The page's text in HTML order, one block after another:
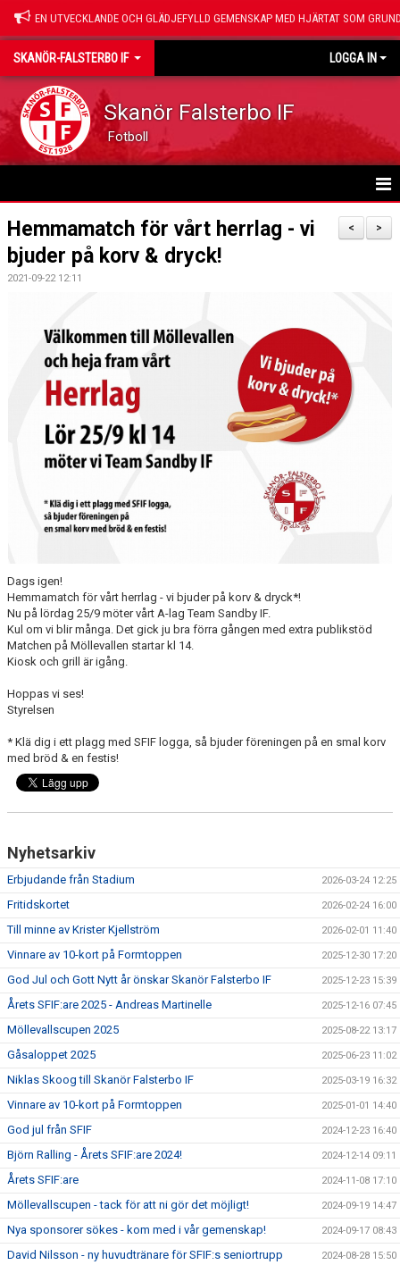
EN UTVECKLANDE OCH GLÄDJEFYLLD GEMENSKAP MED HJÄRTAT SOM
SKANÖR-FALSTERBO IF LOGGA IN
Skanör Falsterbo IF
Fotboll
HEM
NYHETER
VÅRA SAMARBETSPARTNERS
SFIF PROFILER & MINNEN
GÅSALOPPET
FÖRSÄKRING
PROFILPRODUKTER
TRÄNINGSTIPS
INFO MÖTANDE UNGDOMSLAG
>
<
Hemmamatch för vårt herrlag - vi
bjuder på korv & dryck!
2021-09-22 12:11
Dags igen!
Hemmamatch för vårt herrlag - vi bjuder på korv & dryck*!
Nu på lördag 25/9 möter vårt A-lag Team Sandby IF.
Kul om vi blir många. Det gick ju bra förra gången med extra publikstöd
Matchen på Möllevallen startar kl 14.
Kiosk och grill är igång.
Hoppas vi ses!
Styrelsen
* Klä dig i ett plagg med SFIF logga, så bjuder föreningen på en smal korv
med bröd & en festis!
Nyhetsarkiv
Erbjudande från Stadium 2026-03-24 12:25
Fritidskortet 2026-02-24 16:00
Till minne av Krister Kjellström 2026-02-01 11:40
Vinnare av 10-kort på Formtoppen 2025-12-30 17:20
God Jul och Gott Nytt år önskar Skanör Falsterbo IF 2025-12-23 15:39
Årets SFIF:are 2025 - Andreas Martinelle 2025-12-16 07:45
Möllevallscupen 2025 2025-08-22 13:17
Gåsaloppet 2025 2025-06-23 11:02
Niklas Skoog till Skanör Falsterbo IF 2025-03-19 16:32
Vinnare av 10-kort på Formtoppen 2025-01-01 14:40
God jul från SFIF 2024-12-23 16:40
Björn Ralling - Årets SFIF:are 2024! 2024-12-14 09:11
Årets SFIF:are 2024-11-08 17:10
Möllevallscupen - tack för att ni gör det möjligt! 2024-09-19 14:47
Nya sponsorer sökes - kom med i vår gemenskap! 2024-09-17 08:43
David Nilsson - ny huvudtränare för SFIF:s seniortrupp 2024-08-28 15:50